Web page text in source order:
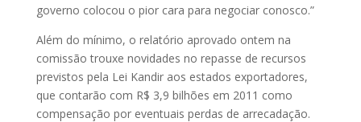
governo colocou o pior cara para negociar conosco.”
Além do mínimo, o relatório aprovado ontem na
comissão trouxe novidades no repasse de recursos
previstos pela Lei Kandir aos estados exportadores,
que contarão com R$ 3,9 bilhões em 2011 como
compensação por eventuais perdas de arrecadação.